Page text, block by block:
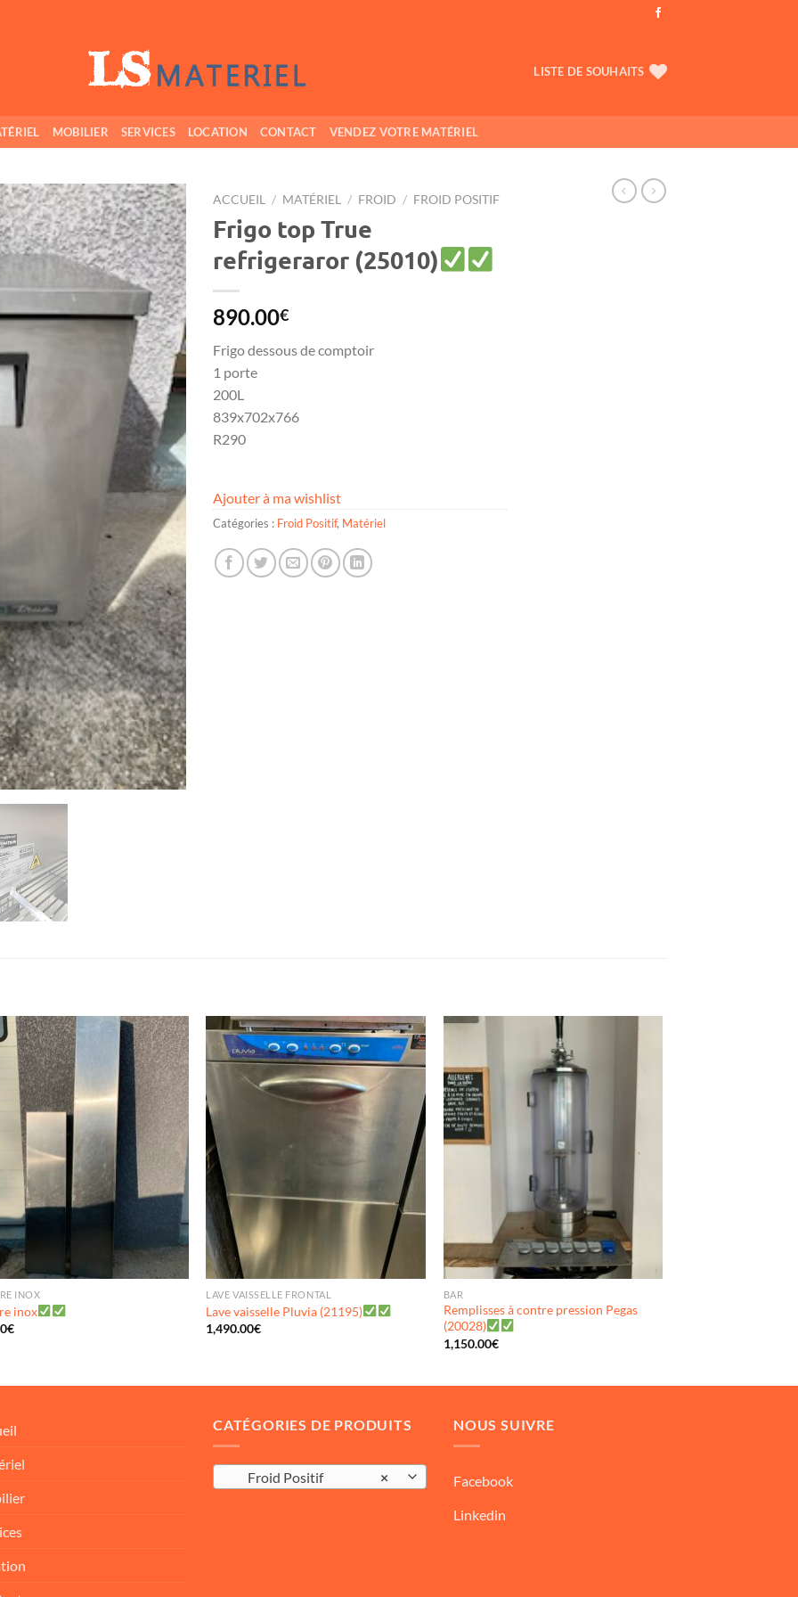
LISTE DE SOUHAITS
MOBILIER SERVICES LOCATION CONTACT VENDEZ VOTRE MATÉRIEL
Ajouter
à ma
wishlist
ACCUEIL / MATÉRIEL / FROID / FROID POSITIF
Frigo top True
refrigeraror (25010)
890.00€
Frigo dessous de comptoir
1 porte
200L
839x702x766
R290
Ajouter à ma wishlist
Catégories : Froid Positif, Matériel
Ajouter
à ma
wishlist
INOX
inox
€
Ajouter
à ma
LAVE VAISSELLE FRONTAL
Lave vaisselle Pluvia (21195)
1,490.00€
BAR
Remplisses à contre pression Pegas
(20028)
1,150.00€
CATÉGORIES DE PRODUITS
×
Froid Positif
NOUS SUIVRE
Facebook
Linkedin